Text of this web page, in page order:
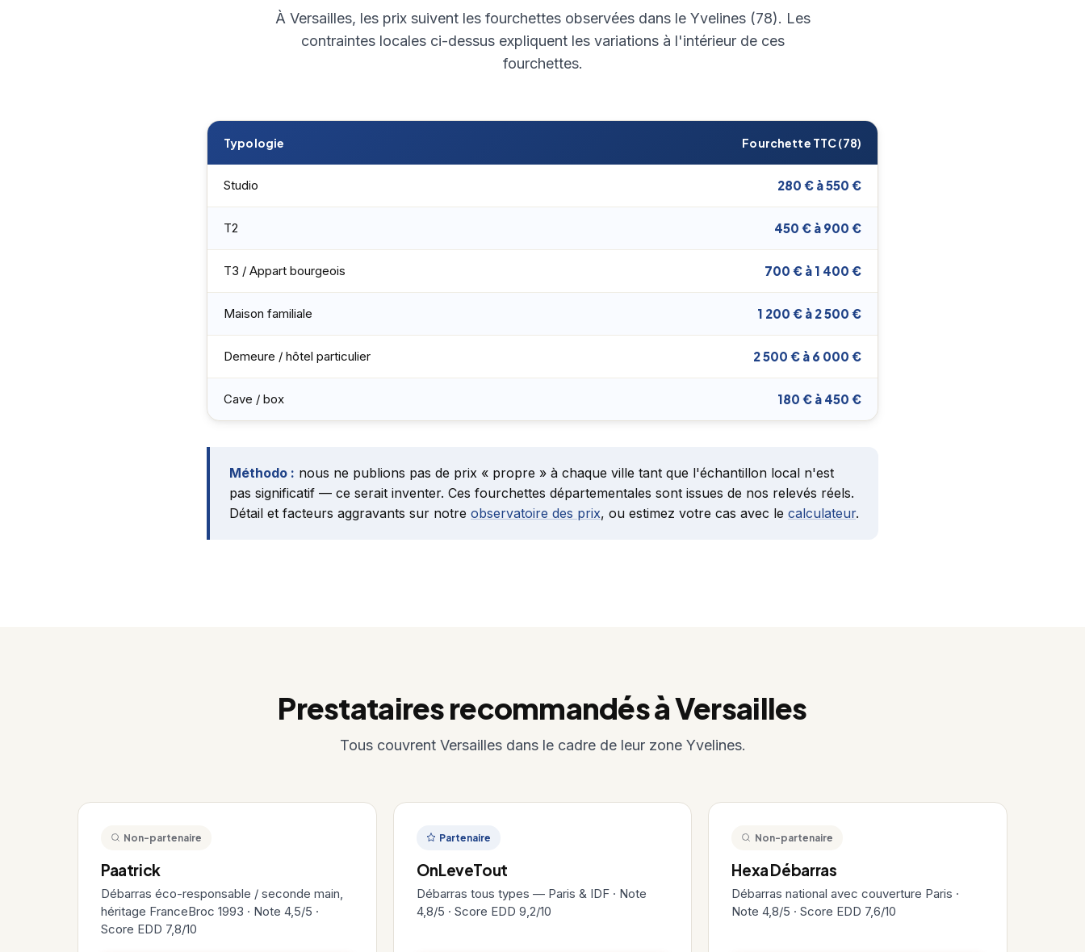
À Versailles, les prix suivent les fourchettes observées dans le Yvelines (78). Les
contraintes locales ci-dessus expliquent les variations à l'intérieur de ces
fourchettes.
Typologie Fourchette TTC (78)
Studio 280 € à 550 €
T2 450 € à 900 €
T3 / Appart bourgeois 700 € à 1 400 €
Maison familiale 1 200 € à 2 500 €
Demeure / hôtel particulier 2 500 € à 6 000 €
Cave / box 180 € à 450 €
Méthodo : nous ne publions pas de prix « propre » à chaque ville tant que l'échantillon local n'est
pas significatif — ce serait inventer. Ces fourchettes départementales sont issues de nos relevés réels.
Détail et facteurs aggravants sur notre observatoire des prix, ou estimez votre cas avec le calculateur.
Prestataires recommandés à Versailles
Tous couvrent Versailles dans le cadre de leur zone Yvelines.
Non-partenaire
Paatrick
Débarras éco-responsable / seconde main,
héritage FranceBroc 1993 · Note 4,5/5 ·
Score EDD 7,8/10
Partenaire
OnLeveTout
Débarras tous types — Paris & IDF · Note
4,8/5 · Score EDD 9,2/10
Non-partenaire
Hexa Débarras
Débarras national avec couverture Paris ·
Note 4,8/5 · Score EDD 7,6/10